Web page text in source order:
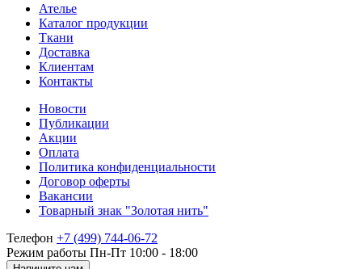
Ателье
Каталог продукции
Ткани
Доставка
Клиентам
Контакты
Новости
Публикации
Акции
Оплата
Политика конфиденциальности
Договор оферты
Вакансии
Товарный знак "Золотая нить"
Телефон +7 (499) 744-06-72
Режим работы Пн-Пт 10:00 - 18:00